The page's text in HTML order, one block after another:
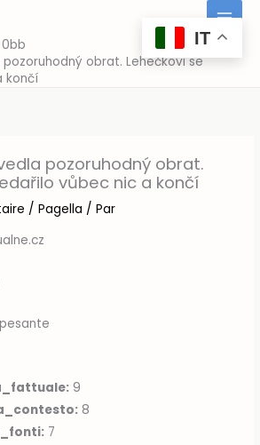
obrat. Lehečkovi se
končí
pozoruhodný obrat.
vůbec nic a končí
/Pagella / Par
9
8
7
IT